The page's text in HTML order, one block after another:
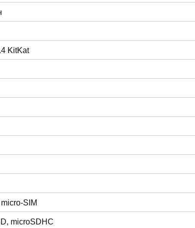
KitKat
SIM
microSDHC